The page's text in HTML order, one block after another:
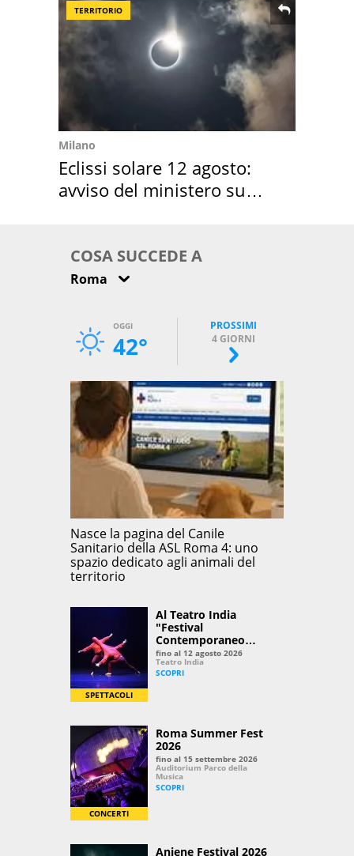
TERRITORIO
Milano
Eclissi solare 12 agosto:
avviso del ministero su